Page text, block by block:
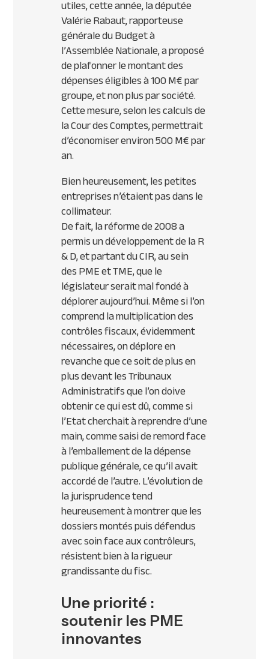
utiles, cette année, la députée
Valérie Rabaut, rapporteuse
générale du Budget à
l’Assemblée Nationale, a proposé
de plafonner le montant des
dépenses éligibles à 100 M€ par
groupe, et non plus par société.
Cette mesure, selon les calculs de
la Cour des Comptes, permettrait
d’économiser environ 500 M€ par
an.
Bien heureusement, les petites
entreprises n’étaient pas dans le
collimateur.
De fait, la réforme de 2008 a
permis un développement de la R
& D, et partant duCIR, au sein
desPMEetTME, que le
législateur serait mal fondé à
déplorer aujourd’hui. Même si l’on
comprend la multiplication des
contrôles fiscaux, évidemment
nécessaires, on déplore en
revanche que ce soit de plus en
plus devant les Tribunaux
Administratifs que l’on doive
obtenir ce qui est dû, comme si
l’Etat cherchait à reprendre d’une
main, comme saisi de remord face
à l’emballement de la dépense
publique générale, ce qu’il avait
accordé de l’autre. L’évolution de
la jurisprudence tend
heureusement à montrer que les
dossiers montés puis défendus
avec soin face aux contrôleurs,
résistent bien à la rigueur
grandissante du fisc.
Une priorité :
soutenir les PME
innovantes